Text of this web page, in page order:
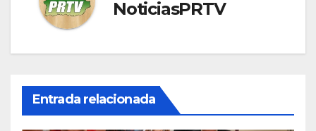
NoticiasPRTV
Entrada relacionada